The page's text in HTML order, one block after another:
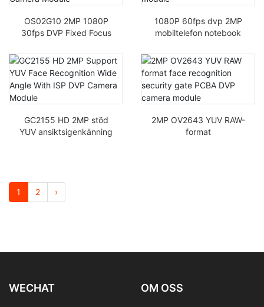
OS02G10 2MP 1080P
30fps DVP Fixed Focus
säkerhetsövervaknings
kameramodul
1080P 60fps dvp 2MP
mobiltelefon notebook
OV2735 kameramodul
GC2155 HD 2MP stöd
YUV ansiktsigenkänning
2MP OV2643 YUV RAW-
format
1 2 ›
WECHAT OM OSS